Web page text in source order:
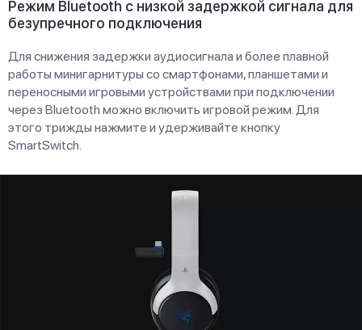
Режим Bluetooth с низкой задержкой сигнала для
безупречного подключения
Для снижения задержки аудиосигнала и более плавной
работы минигарнитуры со смартфонами, планшетами и
переносными игровыми устройствами при подключении
через Bluetooth можно включить игровой режим. Для
этого трижды нажмите и удерживайте кнопку
SmartSwitch.